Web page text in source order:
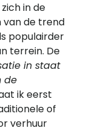
in de
van de trend
populairder
terrein. De
in staat
de
ik eerst
of
verhuur